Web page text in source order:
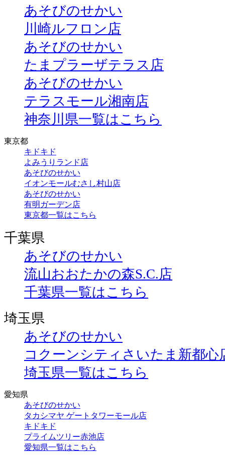
あそびのせかい
川崎ルフロン店
あそびのせかい
たまプラーザテラス店
あそびのせかい
テラスモール湘南店
神奈川県一覧はこちら
東京都
キドキド
よみうりランド店
あそびのせかい
イオンモールむさし村山店
あそびのせかい
有明ガーデン店
東京都一覧はこちら
千葉県
あそびのせかい
流山おおたかの森S.C.店
千葉県一覧はこちら
埼玉県
あそびのせかい
コクーンシティさいたま新都心
埼玉県一覧はこちら
愛知県
あそびのせかい
タカシマヤ ゲートタワーモール店
キドキド
プライムツリー赤池店
愛知県一覧はこちら